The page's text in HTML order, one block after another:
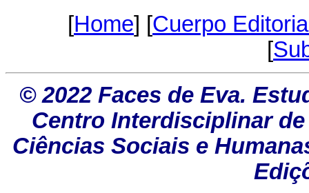
[Home] [Cuerpo
[
© 2022 Faces de Eva.
Centro Interdisciplinar
Ciências Sociais e